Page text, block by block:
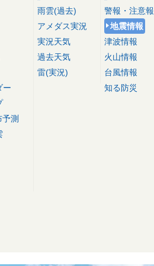
ー
測
雨雲(過去)
アメダス実況
実況天気
過去天気
雷(実況)
警報・注意報
地震情報
津波情報
火山情報
台風情報
知る防災